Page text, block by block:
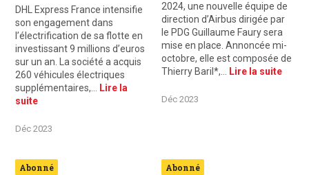
DHL Express France intensifie
son engagement dans
l’électrification de sa flotte en
investissant 9 millions d’euros
sur un an. La société a acquis
260 véhicules électriques
supplémentaires,…
Lire la
suite
Déc 2023
2024, une nouvelle équipe de
direction d’Airbus dirigée par
le PDG Guillaume Faury sera
mise en place. Annoncée mi-
octobre, elle est composée de
Thierry Baril*,…
Lire la suite
Déc 2023
Abonné Abonné